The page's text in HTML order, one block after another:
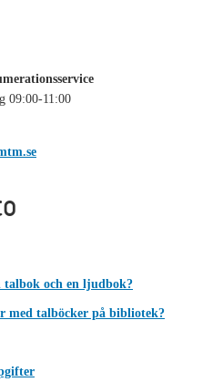
09:00-11:00
talbok och en ljudbok?
med talböcker på bibliotek?